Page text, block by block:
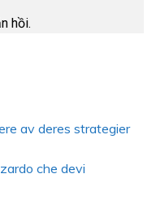
av deres strategier
che devi
hồi.